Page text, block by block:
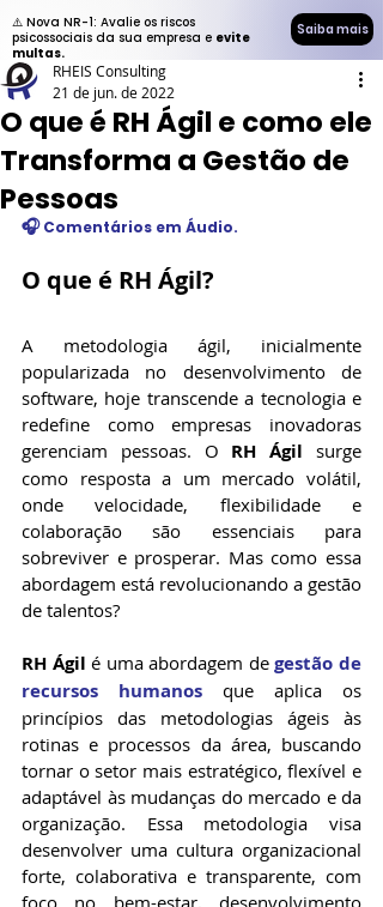
⚠️ Nova NR-1: Avalie os riscos
psicossociais da sua empresa e evite
multas.
Saiba mais
O que é RH Ágil e como ele
Transforma a Gestão de
Pessoas
RHEIS Consulting
21 de jun. de 2022
🎧 Comentários em Áudio.
O que é RH Ágil?
A metodologia ágil, inicialmente
popularizada no desenvolvimento de
software, hoje transcende a tecnologia e
redefine como empresas inovadoras
gerenciam pessoas. O RH Ágil surge
como resposta a um mercado volátil,
onde velocidade, flexibilidade e
colaboração são essenciais para
sobreviver e prosperar. Mas como essa
abordagem está revolucionando a gestão
de talentos?
RH Ágil é uma abordagem de gestão de
recursos humanos que aplica os
princípios das metodologias ágeis às
rotinas e processos da área, buscando
tornar o setor mais estratégico, flexível e
adaptável às mudanças do mercado e da
organização. Essa metodologia visa
desenvolver uma cultura organizacional
forte, colaborativa e transparente, com
foco no bem-estar, desenvolvimento